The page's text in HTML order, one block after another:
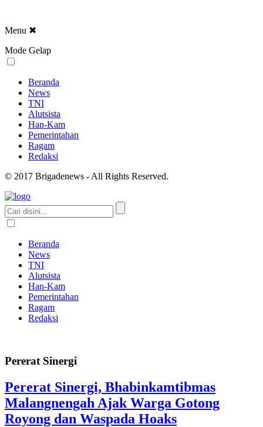
Menu ✖
Mode Gelap
Beranda
News
TNI
Alutsista
Han-Kam
Pemerintahan
Ragam
Redaksi
© 2017 Brigadenews - All Rights Reserved.
Beranda
News
TNI
Alutsista
Han-Kam
Pemerintahan
Ragam
Redaksi
Pererat Sinergi
Pererat Sinergi, Bhabinkamtibmas
Malangnengah Ajak Warga Gotong
Royong dan Waspada Hoaks